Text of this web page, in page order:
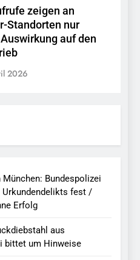
zeigen an
Standorten nur
auf den
2026
Bundespolizei
Urkundendelikts fest /
Erfolg
aus
bittet um Hinweise